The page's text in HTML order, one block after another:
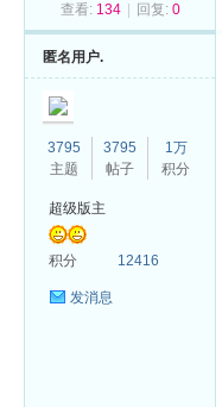
› ›
查看: 134 回复: 0
匿名用户.
3795
主题
3795
帖子
1万
积分
超级版主
积分 12416
发消息